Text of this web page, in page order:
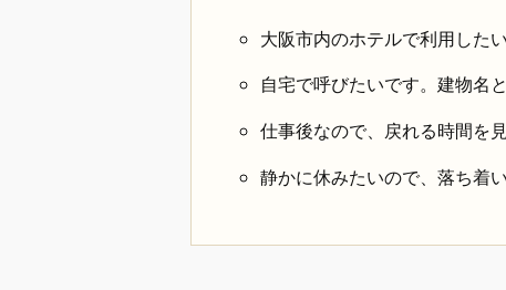
大阪市内のホテルで利用した
自宅で呼びたいです。建物名
仕事後なので、戻れる時間を
静かに休みたいので、落ち着